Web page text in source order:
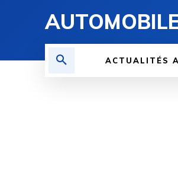
ACTUALITÉS